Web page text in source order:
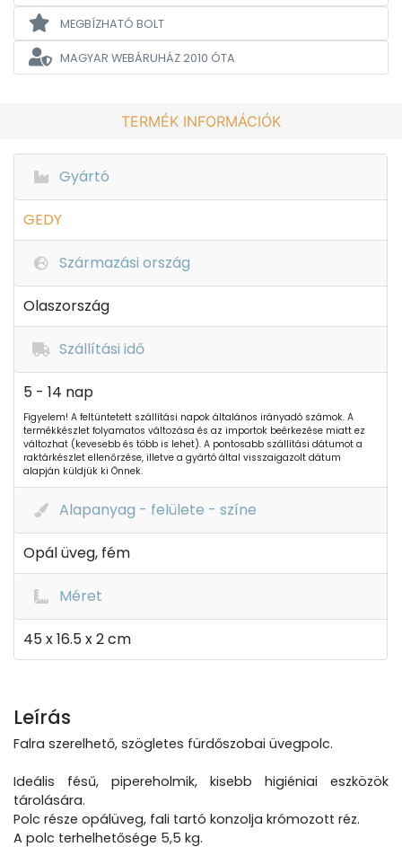
MEGBÍZHATÓ BOLT
MAGYAR WEBÁRUHÁZ2010 ÓTA
TERMÉK INFORMÁCIÓK
Gyártó
GEDY
Származási ország
Olaszország
Szállítási idő
5 - 14 nap
Figyelem! A feltüntetett szállítási napok általános irányadó számok. A
termékkészlet folyamatos változása és az importok beérkezése miatt ez
változhat (kevesebb és több is lehet). A pontosabb szállítási dátumot a
raktárkészlet ellenőrzése, illetve a gyártó által visszaigazolt dátum
alapján küldjük ki Önnek.
Alapanyag - felülete - színe
Opál üveg, fém
Méret
45 x 16.5 x 2 cm
Leírás
Falra szerelhető, szögletes fürdőszobai üvegpolc.
Ideális fésű, pipereholmik, kisebb higiéniai eszközök
tárolására.
Polc része opálüveg, fali tartó konzolja krómozott réz.
A polc terhelhetősége 5,5 kg.